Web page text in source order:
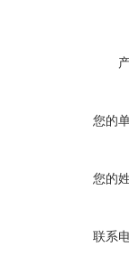
您的
您的
联系